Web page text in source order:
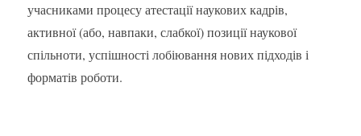
учасниками процесу атестації наукових кадрів,
активної (або, навпаки, слабкої) позиції наукової
спільноти, успішності лобіювання нових підходів і
форматів роботи.